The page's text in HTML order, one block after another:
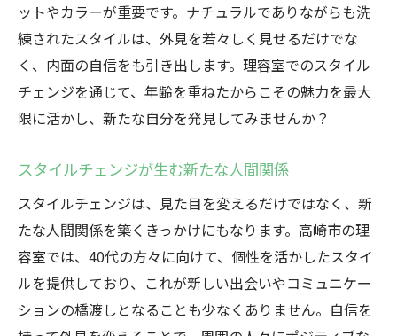
ットやカラーが重要です。ナチュラルでありながらも洗
練されたスタイルは、外見を若々しく見せるだけでな
く、内面の自信をも引き出します。理容室でのスタイル
チェンジを通じて、年齢を重ねたからこその魅力を最大
限に活かし、新たな自分を発見してみませんか？
スタイルチェンジが生む新たな人間関係
スタイルチェンジは、見た目を変えるだけではなく、新
たな人間関係を築くきっかけにもなります。高崎市の理
容室では、40代の方々に向けて、個性を活かしたスタイ
ルを提供しており、これが新しい出会いやコミュニケー
ションの橋渡しとなることも少なくありません。自信を